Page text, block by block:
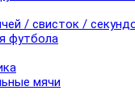
/ свисток /
футбола
мячи